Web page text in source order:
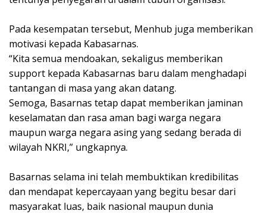
Pada kesempatan tersebut, Menhub juga memberikan
motivasi kepada Kabasarnas.
“Kita semua mendoakan, sekaligus memberikan
support kepada Kabasarnas baru dalam menghadapi
tantangan di masa yang akan datang.
Semoga, Basarnas tetap dapat memberikan jaminan
keselamatan dan rasa aman bagi warga negara
maupun warga negara asing yang sedang berada di
wilayah NKRI,” ungkapnya.
Basarnas selama ini telah membuktikan kredibilitas
dan mendapat kepercayaan yang begitu besar dari
masyarakat luas, baik nasional maupun dunia